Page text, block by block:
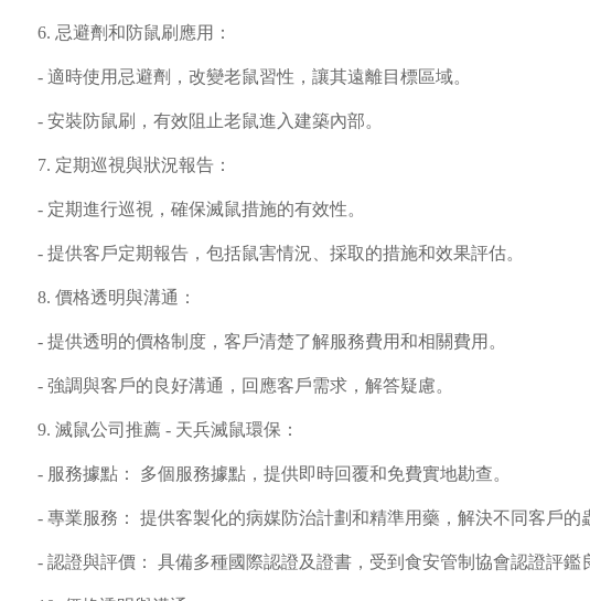
6. 忌避劑和防鼠刷應用：
- 適時使用忌避劑，改變老鼠習性，讓其遠離目標區域。
- 安裝防鼠刷，有效阻止老鼠進入建築內部。
7. 定期巡視與狀況報告：
- 定期進行巡視，確保滅鼠措施的有效性。
- 提供客戶定期報告，包括鼠害情況、採取的措施和效果評估。
8. 價格透明與溝通：
- 提供透明的價格制度，客戶清楚了解服務費用和相關費用。
- 強調與客戶的良好溝通，回應客戶需求，解答疑慮。
9. 滅鼠公司推薦 - 天兵滅鼠環保：
- 服務據點： 多個服務據點，提供即時回覆和免費實地勘查。
- 專業服務： 提供客製化的病媒防治計劃和精準用藥，解決不同客戶的
- 認證與評價： 具備多種國際認證及證書，受到食安管制協會認證評鑑